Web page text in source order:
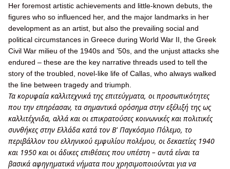
Her foremost artistic achievements and little-known debuts, the
figures who so influenced her, and the major landmarks in her
development as an artist, but also the prevailing social and
political circumstances in Greece during World War II, the Greek
Civil War milieu of the 1940s and ’50s, and the unjust attacks she
endured – these are the key narrative threads used to tell the
story of the troubled, novel-like life of Callas, who always walked
the line between tragedy and triumph.
Τα κορυφαία καλλιτεχνικά της επιτεύγματα, οι προσωπικότητες
που την επηρέασαν, τα σημαντικά ορόσημα στην εξέλιξή της ως
καλλιτέχνιδα, αλλά και οι επικρατούσες κοινωνικές και πολιτικές
συνθήκες στην Ελλάδα κατά τον Β' Παγκόσμιο Πόλεμο, το
περιβάλλον του ελληνικού εμφυλίου πολέμου, οι δεκαετίες 1940
και 1950 και οι άδικες επιθέσεις που υπέστη – αυτά είναι τα
βασικά αφηγηματικά νήματα που χρησιμοποιούνται για να